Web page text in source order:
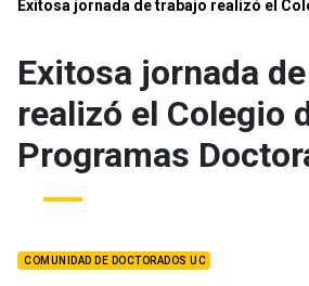
Exitosa jornada de trabajo realizó el
Exitosa jornada
realizó el Colegio
Programas
COMUNIDAD DE DOCTORADOS UC